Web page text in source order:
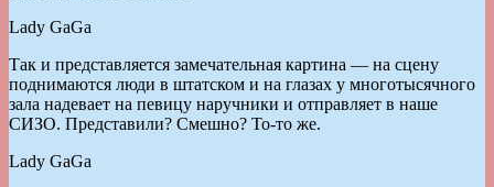
Lady GaGa
Так и представляется замечательная картина — на сцену
поднимаются люди в штатском и на глазах у многотысячного
зала надевает на певицу наручники и отправляет в наше
СИЗО. Представили? Смешно? То-то же.
Lady GaGa